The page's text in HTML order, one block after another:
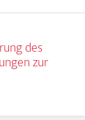
des
zur